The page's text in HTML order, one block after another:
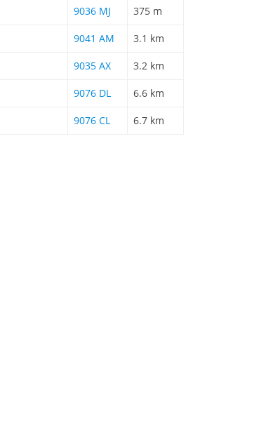
9036 MJ 375 m
9041 AM 3.1 km
9035 AX 3.2 km
9076 DL 6.6 km
9076 CL 6.7 km